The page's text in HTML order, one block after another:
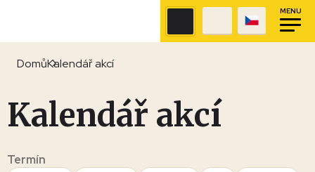
MENU
DomůKalendář akcí
Kalendář akcí
Termín